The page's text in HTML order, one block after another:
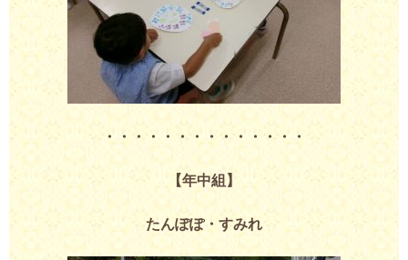
・・・・・・・・・・・・・・
【年中組】
たんぽぽ・すみれ